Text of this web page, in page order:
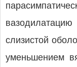
слизистой
уменьшением